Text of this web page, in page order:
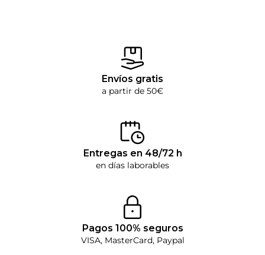
Envíos gratis
a partir de 50€
Entregas en 48/72 h
en días laborables
Pagos 100% seguros
VISA, MasterCard, Paypal